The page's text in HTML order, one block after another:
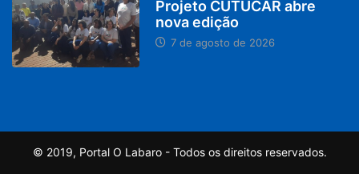
Projeto CUTUCAR abre
nova edição
7 de agosto de 2026
© 2019, Portal O Labaro - Todos os direitos reservados.